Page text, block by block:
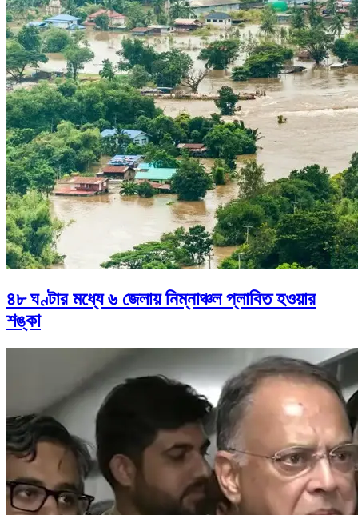
৪৮ ঘণ্টার মধ্যে ৬ জেলায় নিম্নাঞ্চল প্লাবিত হওয়ার
শঙ্কা